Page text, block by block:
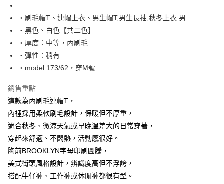
AFTEE先享後付
相關說明
【關於「AFTEE先享後付」】
AFTEE先享後付是「在收到商品之後才付款」的支付方式。 讓您購物簡單
便利好安心！
１．簡單：不需註冊會員、不需綁卡、不需儲值。
【「AFTEE先享後付」結帳流程】
１．於結帳方式選擇「AFTEE先享後付」後，將跳轉至「AFTEE先享後付」
結帳頁面，進行簡訊認證並確認金額後，即可完成結帳。
２．訂單成立數日內，您將收到繳費通知簡訊。
３．收到繳費通知簡訊後14天內，點擊此簡訊中的連結，可透過四大超商／
ATM／網路銀行／等多元方式進行付款，方視為交易完成。
※ 請注意：結帳手續完成當下不需立刻繳費，但若您需要取消訂單，請聯絡
購買商品的店家。未經商家同意取消之訂單仍視為有效，需透過AFTEE先享
後付繳納相關費用。
ATM付款
運送方式
全家付款取貨
每筆NT$80，滿NT$1,800(含以上)免運費
先付款後全家取貨
每筆NT$80，滿NT$1,800(含以上)免運費
7-11付款取貨
每筆NT$80，滿NT$1,800(含以上)免運費
‧刷毛帽T、連帽上衣、男生帽T,男生長袖,秋冬上衣 男
‧黑色、白色【共二色】
‧厚度：中等，內刷毛
‧彈性：稍有
‧model 173/62，穿M號
銷售重點
這款為內刷毛連帽T，
內裡採用柔軟刷毛設計，保暖但不厚重，
適合秋冬、微涼天氣或早晚溫差大的日常穿著，
穿起來舒適、不悶熱，活動感很好。
胸前BROOKLYN字母印刷圖騰，
美式街頭風格設計，辨識度高但不浮誇，
搭配牛仔褲、工作褲或休閒褲都很有型。